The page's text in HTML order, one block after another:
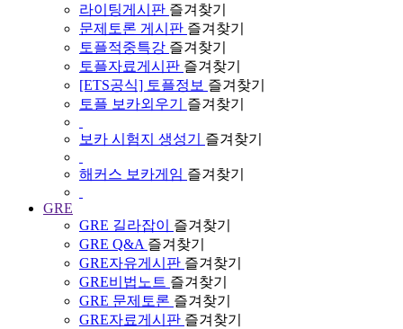
라이팅게시판 즐겨찾기
문제토론 게시판 즐겨찾기
토플적중특강 즐겨찾기
토플자료게시판 즐겨찾기
[ETS공식] 토플정보 즐겨찾기
토플 보카외우기
즐겨찾기
보카 시험지 생성기 즐겨찾기
해커스 보카게임 즐겨찾기
GRE
GRE 길라잡이
즐겨찾기
GRE Q&A 즐겨찾기
GRE자유게시판 즐겨찾기
GRE비법노트 즐겨찾기
GRE 문제토론 즐겨찾기
GRE자료게시판 즐겨찾기